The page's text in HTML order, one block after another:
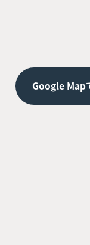
Google Map